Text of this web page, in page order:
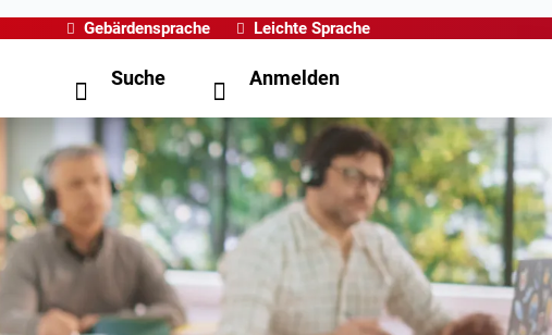
Gebärdensprache Leichte Sprache
Suche Anmelden